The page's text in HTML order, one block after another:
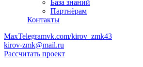
База знаний
Партнёрам
Контакты
MaxTelegramvk.com/kirov_zmk43
kirov-zmk@mail.ru
Рассчитать проект